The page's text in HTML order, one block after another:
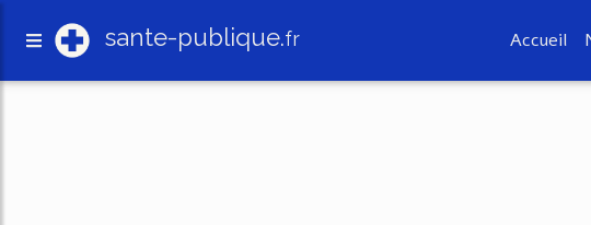
sante-publique.fr Accueil